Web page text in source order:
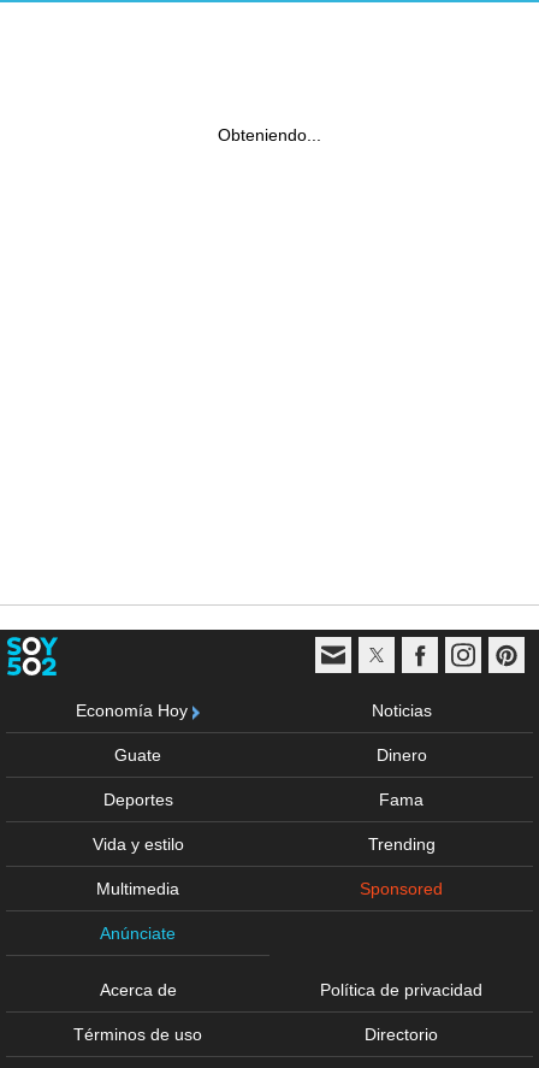
Obteniendo...
Economía Hoy Noticias
Guate Dinero
Deportes Fama
Vida y estilo Trending
Multimedia Sponsored
Anúnciate
Acerca de Política de privacidad
Términos de uso Directorio